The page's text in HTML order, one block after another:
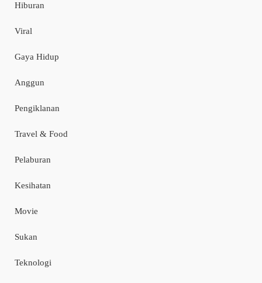
Hiburan
Viral
Gaya Hidup
Anggun
Pengiklanan
Travel & Food
Pelaburan
Kesihatan
Movie
Sukan
Teknologi